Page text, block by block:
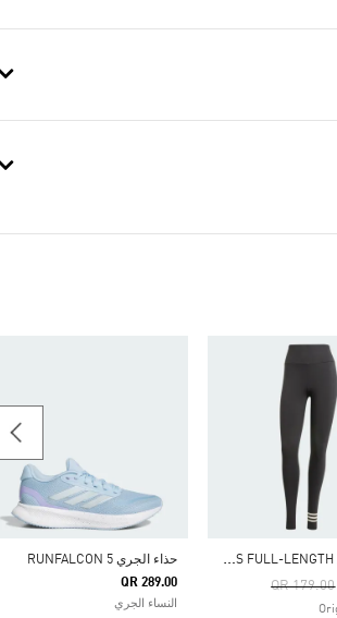
ب
نطال ضيّق NEUCLASSICS FULL-LENGTH
Price Reduced From
QR 179.00
To
حذاء الجري RUNFALCON 5
QR 289.00
النساء الجري